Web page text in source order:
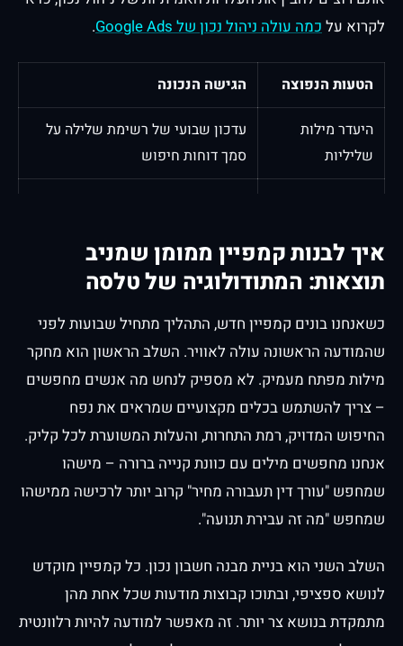
לקרוא עלכמה עולה ניהול נכון של Google Ads .
הטעות הנפוצה הגישה הנכונה
היעדר מילות
שליליות
עדכון שבועי של רשימת שלילה על
סמך דוחות חיפוש
טרגוט גיאוגרפי
הגבלת הפרסום לאזור השירות בפועל
קמפיין סטטי ללא
שינוי
אופטימיזציה שבועית של מודעות
והצעות מחיר
איך לבנות קמפיין ממומן שמניב
תוצאות: המתודולוגיה של טלסה
כשאנחנו בונים קמפיין חדש, התהליך מתחיל שבועות לפני
שהמודעה הראשונה עולה לאוויר. השלב הראשון הוא מחקר
מילות מפתח מעמיק. לא מספיק לנחש מה אנשים מחפשים
– צריך להשתמש בכלים מקצועיים שמראים את נפח
החיפוש המדויק, רמת התחרות, והעלות המשוערת לכל קליק.
אנחנו מחפשים מילים עם כוונת קנייה ברורה – מישהו
שמחפש "עורך דין תעבורה מחיר" קרוב יותר לרכישה ממישהו
שמחפש "מה זה עבירת תנועה".
השלב השני הוא בניית מבנה חשבון נכון. כל קמפיין מוקדש
לנושא ספציפי, ובתוכו קבוצות מודעות שכל אחת מהן
מתמקדת בנושא צר יותר. זה מאפשר למודעה להיות רלוונטית